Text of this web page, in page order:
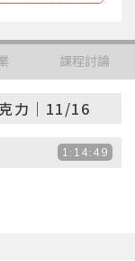
課程討論
力｜11/16
1:14:49